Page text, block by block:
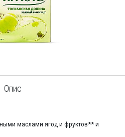
Опис
маслами ягод и фруктов** и